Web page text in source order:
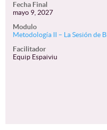
Fecha Final
mayo 9, 2027
Modulo
Metodología II – La Sesión de
Facilitador
Equip Espaiviu